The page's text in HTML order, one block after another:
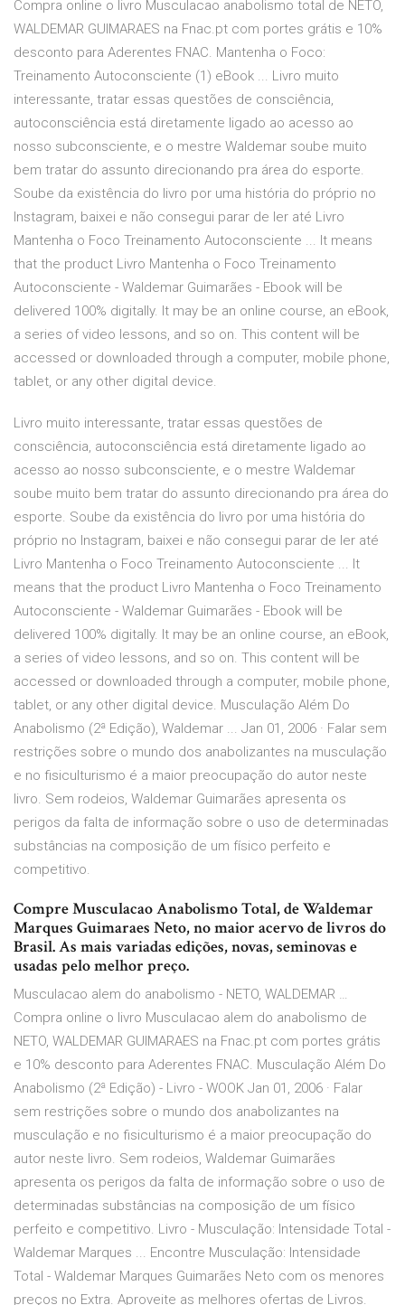
Compra online o livro Musculacao anabolismo total de NETO,
WALDEMAR GUIMARAES na Fnac.pt com portes grátis e 10%
desconto para Aderentes FNAC. Mantenha o Foco:
Treinamento Autoconsciente (1) eBook ... Livro muito
interessante, tratar essas questões de consciência,
autoconsciência está diretamente ligado ao acesso ao
nosso subconsciente, e o mestre Waldemar soube muito
bem tratar do assunto direcionando pra área do esporte.
Soube da existência do livro por uma história do próprio no
Instagram, baixei e não consegui parar de ler até Livro
Mantenha o Foco Treinamento Autoconsciente ... It means
that the product Livro Mantenha o Foco Treinamento
Autoconsciente - Waldemar Guimarães - Ebook will be
delivered 100% digitally. It may be an online course, an eBook,
a series of video lessons, and so on. This content will be
accessed or downloaded through a computer, mobile phone,
tablet, or any other digital device.
Livro muito interessante, tratar essas questões de
consciência, autoconsciência está diretamente ligado ao
acesso ao nosso subconsciente, e o mestre Waldemar
soube muito bem tratar do assunto direcionando pra área do
esporte. Soube da existência do livro por uma história do
próprio no Instagram, baixei e não consegui parar de ler até
Livro Mantenha o Foco Treinamento Autoconsciente ... It
means that the product Livro Mantenha o Foco Treinamento
Autoconsciente - Waldemar Guimarães - Ebook will be
delivered 100% digitally. It may be an online course, an eBook,
a series of video lessons, and so on. This content will be
accessed or downloaded through a computer, mobile phone,
tablet, or any other digital device. Musculação Além Do
Anabolismo (2ª Edição), Waldemar ... Jan 01, 2006 · Falar sem
restrições sobre o mundo dos anabolizantes na musculação
e no fisiculturismo é a maior preocupação do autor neste
livro. Sem rodeios, Waldemar Guimarães apresenta os
perigos da falta de informação sobre o uso de determinadas
substâncias na composição de um físico perfeito e
competitivo.
Compre Musculacao Anabolismo Total, de Waldemar
Marques Guimaraes Neto, no maior acervo de livros do
Brasil. As mais variadas edições, novas, seminovas e
usadas pelo melhor preço.
Musculacao alem do anabolismo - NETO, WALDEMAR …
Compra online o livro Musculacao alem do anabolismo de
NETO, WALDEMAR GUIMARAES na Fnac.pt com portes grátis
e 10% desconto para Aderentes FNAC. Musculação Além Do
Anabolismo (2ª Edição) - Livro - WOOK Jan 01, 2006 · Falar
sem restrições sobre o mundo dos anabolizantes na
musculação e no fisiculturismo é a maior preocupação do
autor neste livro. Sem rodeios, Waldemar Guimarães
apresenta os perigos da falta de informação sobre o uso de
determinadas substâncias na composição de um físico
perfeito e competitivo. Livro - Musculação: Intensidade Total -
Waldemar Marques ... Encontre Musculação: Intensidade
Total - Waldemar Marques Guimarães Neto com os menores
preços no Extra. Aproveite as melhores ofertas de Livros.